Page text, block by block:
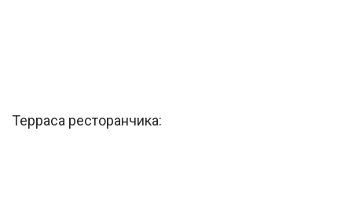
Терраса ресторанчика: